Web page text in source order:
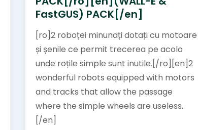
FastGUS) PACK[/en]
[ro]2 roboței minunați dotați cu motoare
și șenile ce permit trecerea pe acolo
unde roțile simple sunt inutile.[/ro][en]2
wonderful robots equipped with motors
and tracks that allow the passage
where the simple wheels are useless.
[/en]